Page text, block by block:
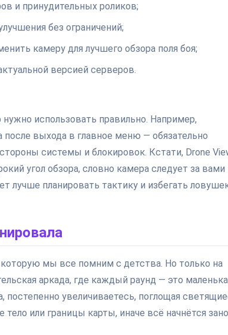
и принудительных роликов;
без ограничений;
камеру для лучшего обзора поля боя;
версией серверов.
использовать правильно. Например,
выхода в главное меню — обязательно
системы и блокировок. Кстати, Drone
угол обзора, словно камера следует за вами
лучше планировать тактику и избегать
мы все помним с детства. Но только на
аркада, где каждый раунд — это
увеличиваетесь, поглощая
или границы карты, иначе всё начнётся